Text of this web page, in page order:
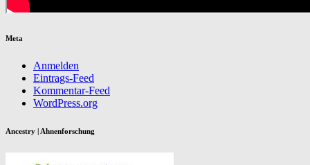
Meta
Anmelden
Eintrags-Feed
Kommentar-Feed
WordPress.org
Ancestry | Ahnenforschung